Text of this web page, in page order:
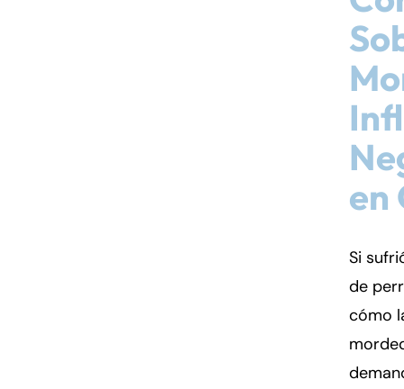
en
Si
de
cómo